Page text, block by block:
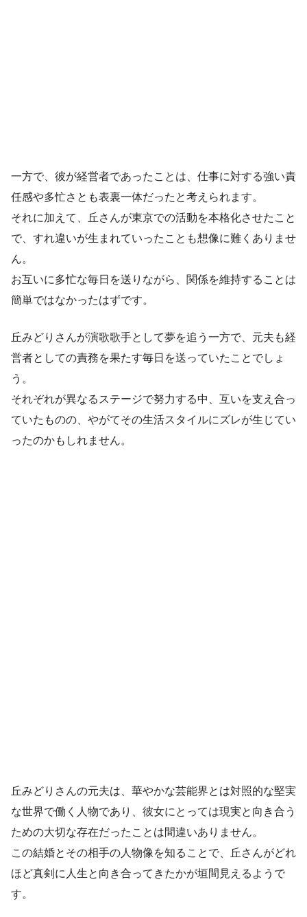
一方で、彼が経営者であったことは、仕事に対する強い責
任感や多忙さとも表裏一体だったと考えられます。
それに加えて、丘さんが東京での活動を本格化させたこと
で、すれ違いが生まれていったことも想像に難くありませ
ん。
お互いに多忙な毎日を送りながら、関係を維持することは
簡単ではなかったはずです。
丘みどりさんが演歌歌手として夢を追う一方で、元夫も経
営者としての責務を果たす毎日を送っていたことでしょ
う。
それぞれが異なるステージで努力する中、互いを支え合っ
ていたものの、やがてその生活スタイルにズレが生じてい
ったのかもしれません。
丘みどりさんの元夫は、華やかな芸能界とは対照的な堅実
な世界で働く人物であり、彼女にとっては現実と向き合う
ための大切な存在だったことは間違いありません。
この結婚とその相手の人物像を知ることで、丘さんがどれ
ほど真剣に人生と向き合ってきたかが垣間見えるようで
す。